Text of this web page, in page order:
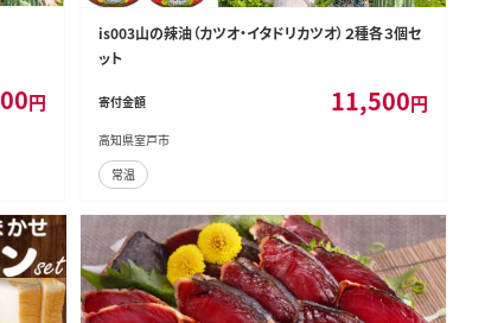
円
is003山の辣油（カツオ・イタドリカツオ）２種各３個セ
ット
寄付金額 11,500円
高知県室戸市
常温